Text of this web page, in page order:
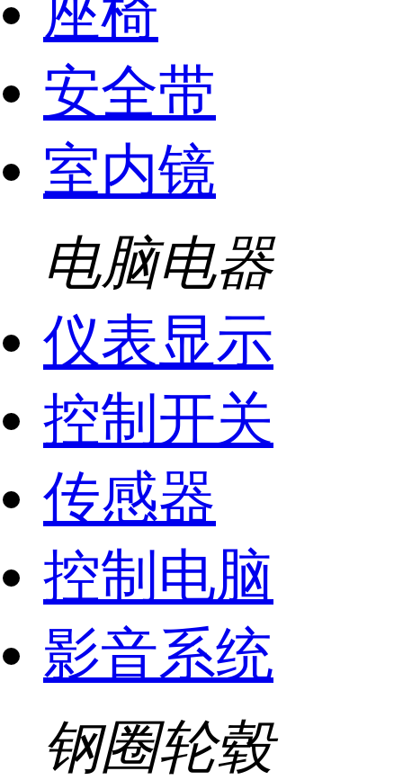
座椅
安全带
室内镜
电脑电器
仪表显示
控制开关
传感器
控制电脑
影音系统
钢圈轮毂